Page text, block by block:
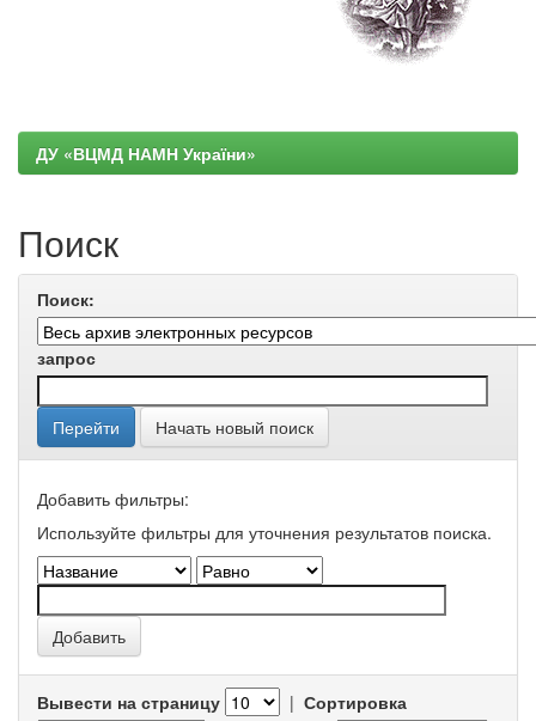
ДУ «ВЦМД НАМН України»
Поиск
Поиск:
запрос
Начать новый поиск
Добавить фильтры:
Используйте фильтры для уточнения результатов поиска.
Вывести на страницу | Сортировка